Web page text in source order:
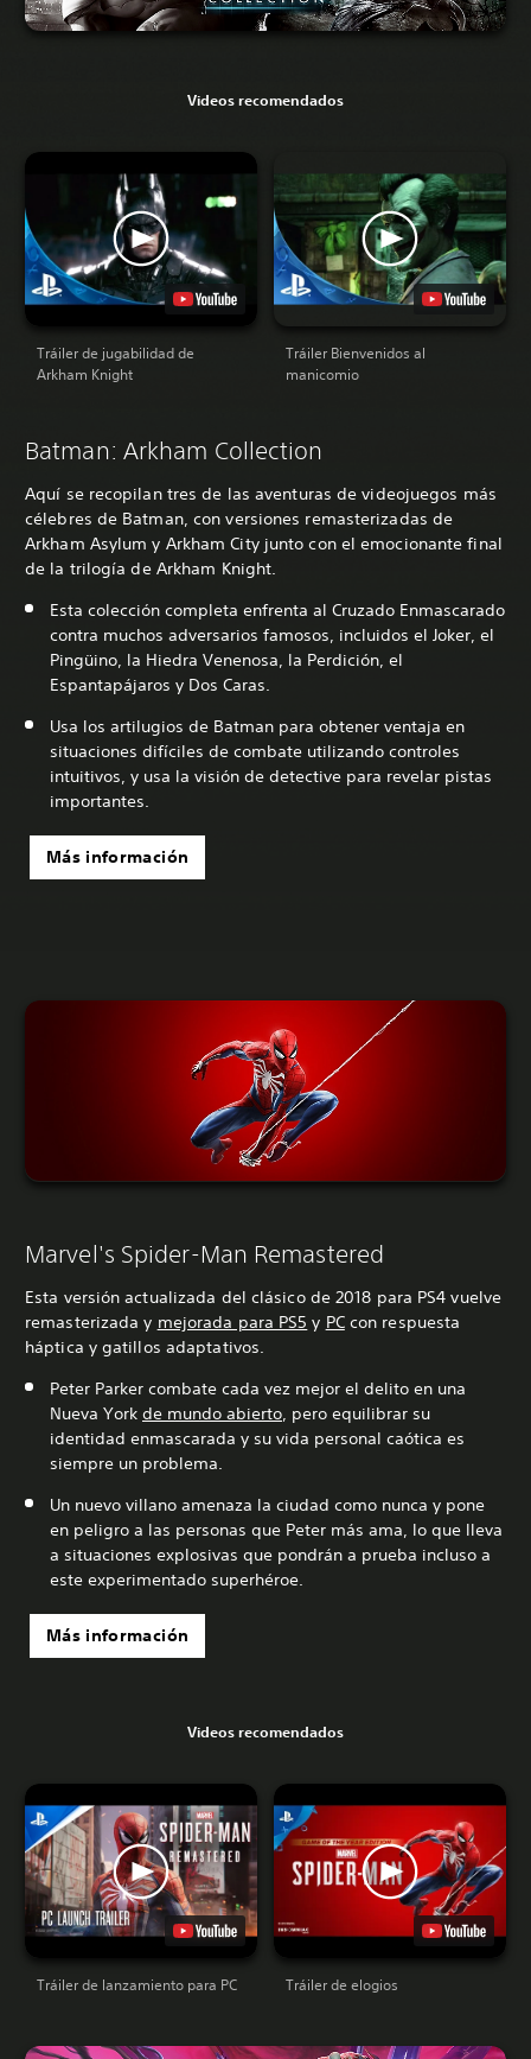
Videos recomendados
Tráiler de jugabilidad de
Arkham Knight
Tráiler Bienvenidos al
manicomio
Batman: Arkham Collection
Aquí se recopilan tres de las aventuras de videojuegos más
célebres de Batman, con versiones remasterizadas de
Arkham Asylum y Arkham City junto con el emocionante final
de la trilogía de Arkham Knight.
Esta colección completa enfrenta al Cruzado Enmascarado
contra muchos adversarios famosos, incluidos el Joker, el
Pingüino, la Hiedra Venenosa, la Perdición, el
Espantapájaros y Dos Caras.
Usa los artilugios de Batman para obtener ventaja en
situaciones difíciles de combate utilizando controles
intuitivos, y usa la visión de detective para revelar pistas
importantes.
Más información
Marvel's Spider-Man Remastered
Esta versión actualizada del clásico de 2018 para PS4 vuelve
remasterizada y mejorada para PS5 y PCcon respuesta
háptica y gatillos adaptativos.
Peter Parker combate cada vez mejor el delito en una
Nueva York de mundo abierto, pero equilibrar su
identidad enmascarada y su vida personal caótica es
siempre un problema.
Un nuevo villano amenaza la ciudad como nunca y pone
en peligro a las personas que Peter más ama, lo que lleva
a situaciones explosivas que pondrán a prueba incluso a
este experimentado superhéroe.
Más información
Videos recomendados
Tráiler de lanzamiento para PC Tráiler de elogios